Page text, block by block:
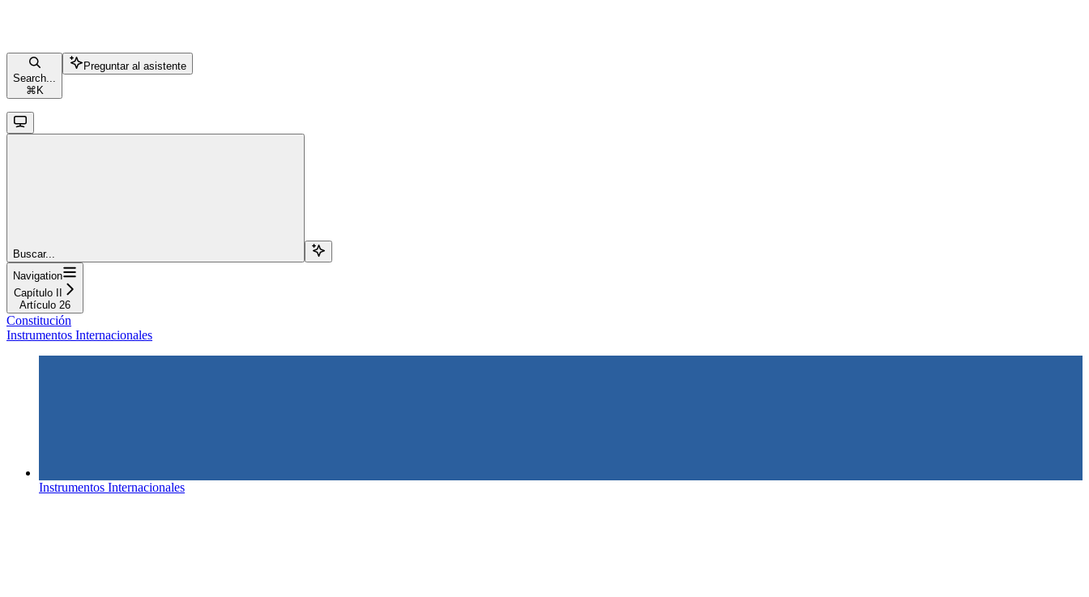
Search...
⌘ K
Preguntar al asistente
Buscar...
Navigation
Capítulo II
Artículo 26
Constitución
Instrumentos Internacionales
Instrumentos Internacionales